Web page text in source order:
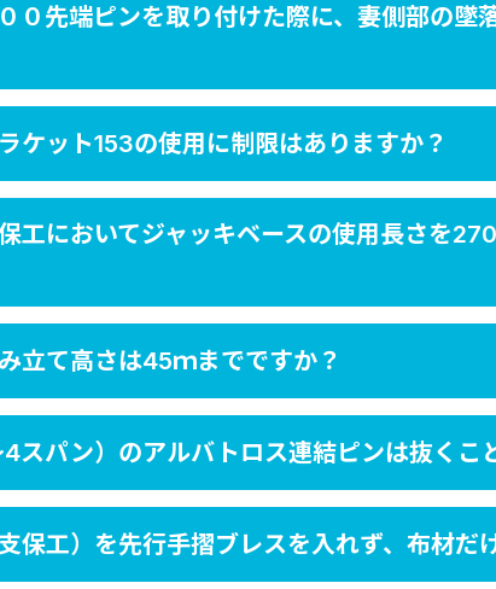
０先端ピンを取り付けた際に、妻側部の墜
ケット153の使用に制限はありますか？
工においてジャッキベースの使用長さを
立て高さは45ｍまでですか？
スパン）のアルバトロス連結ピンは抜くこ
保工）を先行手摺ブレスを入れず、布材だ